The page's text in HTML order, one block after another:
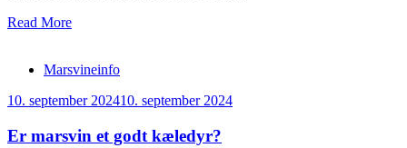
Read More
Marsvineinfo
10. september 202410. september 2024
Er marsvin et godt kæledyr?